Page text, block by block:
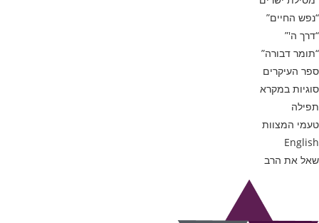
“נפש החיים”
“דרך ה'”
“תומר דבורה”
ספר העיקרים
סוגיות במקרא
תפילה
טעמי המצוות
English
שאל את הרב